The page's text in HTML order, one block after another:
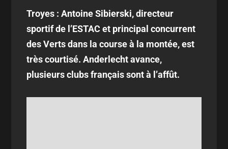
Troyes : Antoine Sibierski, directeur
sportif de l’ESTAC et principal concurrent
des Verts dans la course à la montée, est
très courtisé. Anderlecht avance,
plusieurs clubs français sont à l’affût.